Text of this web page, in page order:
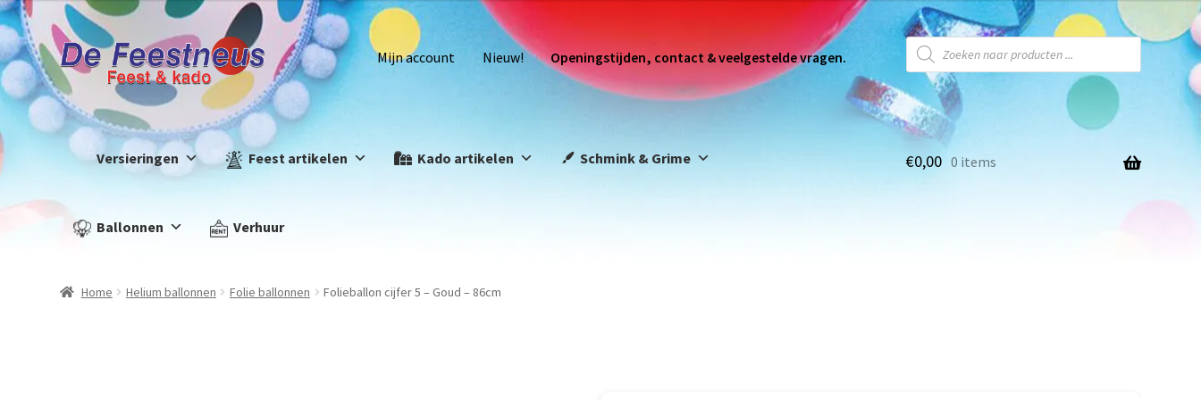
Mijn account Nieuw! Openingstijden, contact & veelgestelde vragen.
Versieringen Feest artikelen Kado artikelen Schmink & Grime
Ballonnen Verhuur
€0,00 0 items
Home Helium ballonnen Folie ballonnen Folieballon cijfer 5 – Goud – 86cm